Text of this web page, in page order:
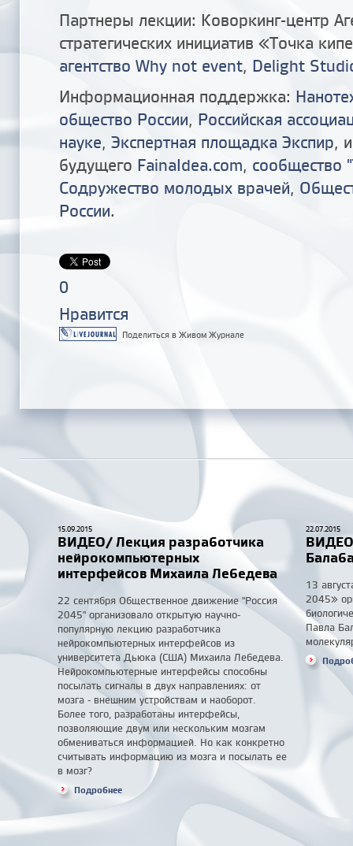
Партнеры лекции: Коворкинг-центр
стратегических инициатив «Точка
агентство Why not event, Delight
Информационная поддержка:
общество России, Российская
науке, Экспертная площадка Экспир,
будущего FainaIdea.com, сообщество
Содружество молодых врачей,
России.
0
Нравится
Поделиться в Живом Журнале
15.09.2015
ВИДЕО/ Лекция разработчика
нейрокомпьютерных
интерфейсов Михаила Лебедева
22 сентября Общественное движение "Россия
2045" организовало открытую научно-
популярную лекцию разработчика
нейрокомпьютерных интерфейсов из
университета Дьюка (США) Михаила Лебедева.
Нейрокомпьютерные интерфейсы способны
посылать сигналы в двух направлениях: от
мозга - внешним устройствам и наоборот.
Более того, разработаны интерфейсы,
позволяющие двум или нескольким мозгам
обмениваться информацией. Но как конкретно
считывать информацию из мозга и посылать ее
в мозг?
Подробнее
22.07.2015
13
2045»
Павла